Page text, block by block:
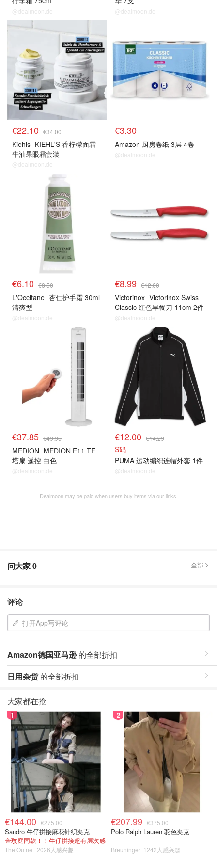
@dealmoon.de @dealmoon.de
€22.10 €34.00
Kiehls KIEHL'S 香柠檬面霜
牛油果眼霜套装
@dealmoon.de
€3.30
Amazon 厨房卷纸 3层 4卷
@dealmoon.de
€6.10 €8.50
L'Occitane 杏仁护手霜 30ml
清爽型
@dealmoon.de
€8.99 €12.00
Victorinox Victorinox Swiss
Classic 红色早餐刀 11cm 2件
套
@dealmoon.de
€37.85 €49.95
MEDION MEDION E11 TF
塔扇 遥控 白色
@dealmoon.de
€12.00 €14.29
S码
PUMA 运动编织连帽外套 1件
@dealmoon.de
Dealmoon may be paid when users buy items via our links.
问大家0 全部
评论
打开App写评论
Amazon德国亚马逊的全部折扣
日用杂货的全部折扣
大家都在抢
1
€144.00 €275.00
Sandro 牛仔拼接麻花针织夹克
金玟庭同款！！牛仔拼接超有层次感
The Outnet 2026人感兴趣
2
€207.99 €375.00
Polo Ralph Lauren 驼色夹克
Breuninger 1242人感兴趣